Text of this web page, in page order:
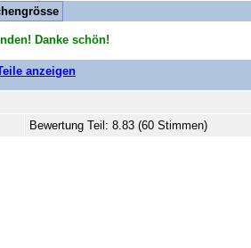
Danke schön!
anzeigen
Bewertung Teil: 8.83 (60 Stimmen)